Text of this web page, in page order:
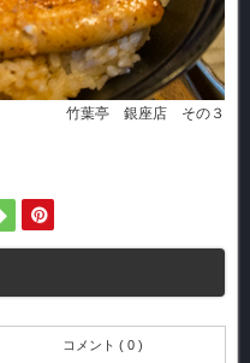
竹葉亭 銀座店 その３
コメント ( 0 )